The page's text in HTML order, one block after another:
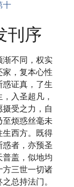
十
刊序
渐不同，权实
，复本心性
证真，了生
入圣超凡，
受之力，自
至烦惑丝毫未
生西方。既得
者，亦预圣
盖，似地均
方三世一切诸
总持法门。